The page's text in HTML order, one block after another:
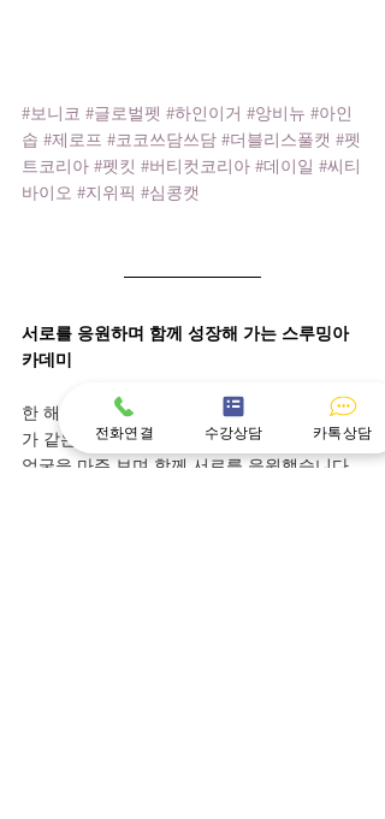
#보니코 #글로벌펫 #하인이거 #앙비뉴 #아인
솝 #제로프 #코코쓰담쓰담 #더블리스풀캣 #펫
트코리아 #펫킷 #버티컷코리아 #데이일 #씨티
바이오 #지위픽 #심콩캣
서로를 응원하며 함께 성장해 가는 스루밍아
카데미
한 해를 마무리하는 자리인 만큼 마음과 목표
가 같은 스루밍아카데미 가족들이 오랜만에
얼굴을 마주 보며 함께 서로를 응원했습니다
전화연결 수강상담 카톡상담